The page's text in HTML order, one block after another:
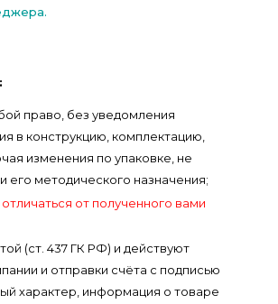
право, без уведомления
в конструкцию, комплектацию,
изменения по упаковке, не
его методического назначения;
от полученного вами
(ст. 437 ГК РФ) и действуют
и отправки счёта с подписью
характер, информация о товаре